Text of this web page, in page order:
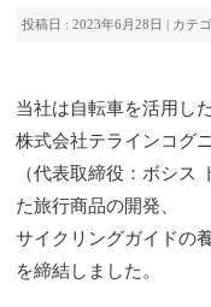
投稿日 : 2023年6月28日 | カテ
当社は自転車を活用し
株式会社テラインコグ
（代表取締役：ボシス
た旅行商品の開発、
サイクリングガイドの
を締結しました。